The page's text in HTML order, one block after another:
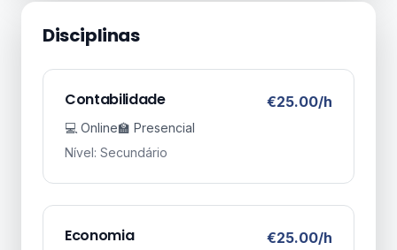
Disciplinas
Contabilidade €25.00/h
💻 Online🏫 Presencial
Nível: Secundário
Economia €25.00/h